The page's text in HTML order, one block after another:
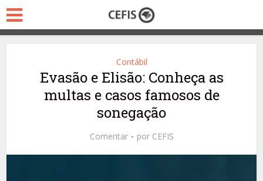
Contábil
Evasão e Elisão: Conheça as
multas e casos famosos de
sonegação
Comentar por CEFIS